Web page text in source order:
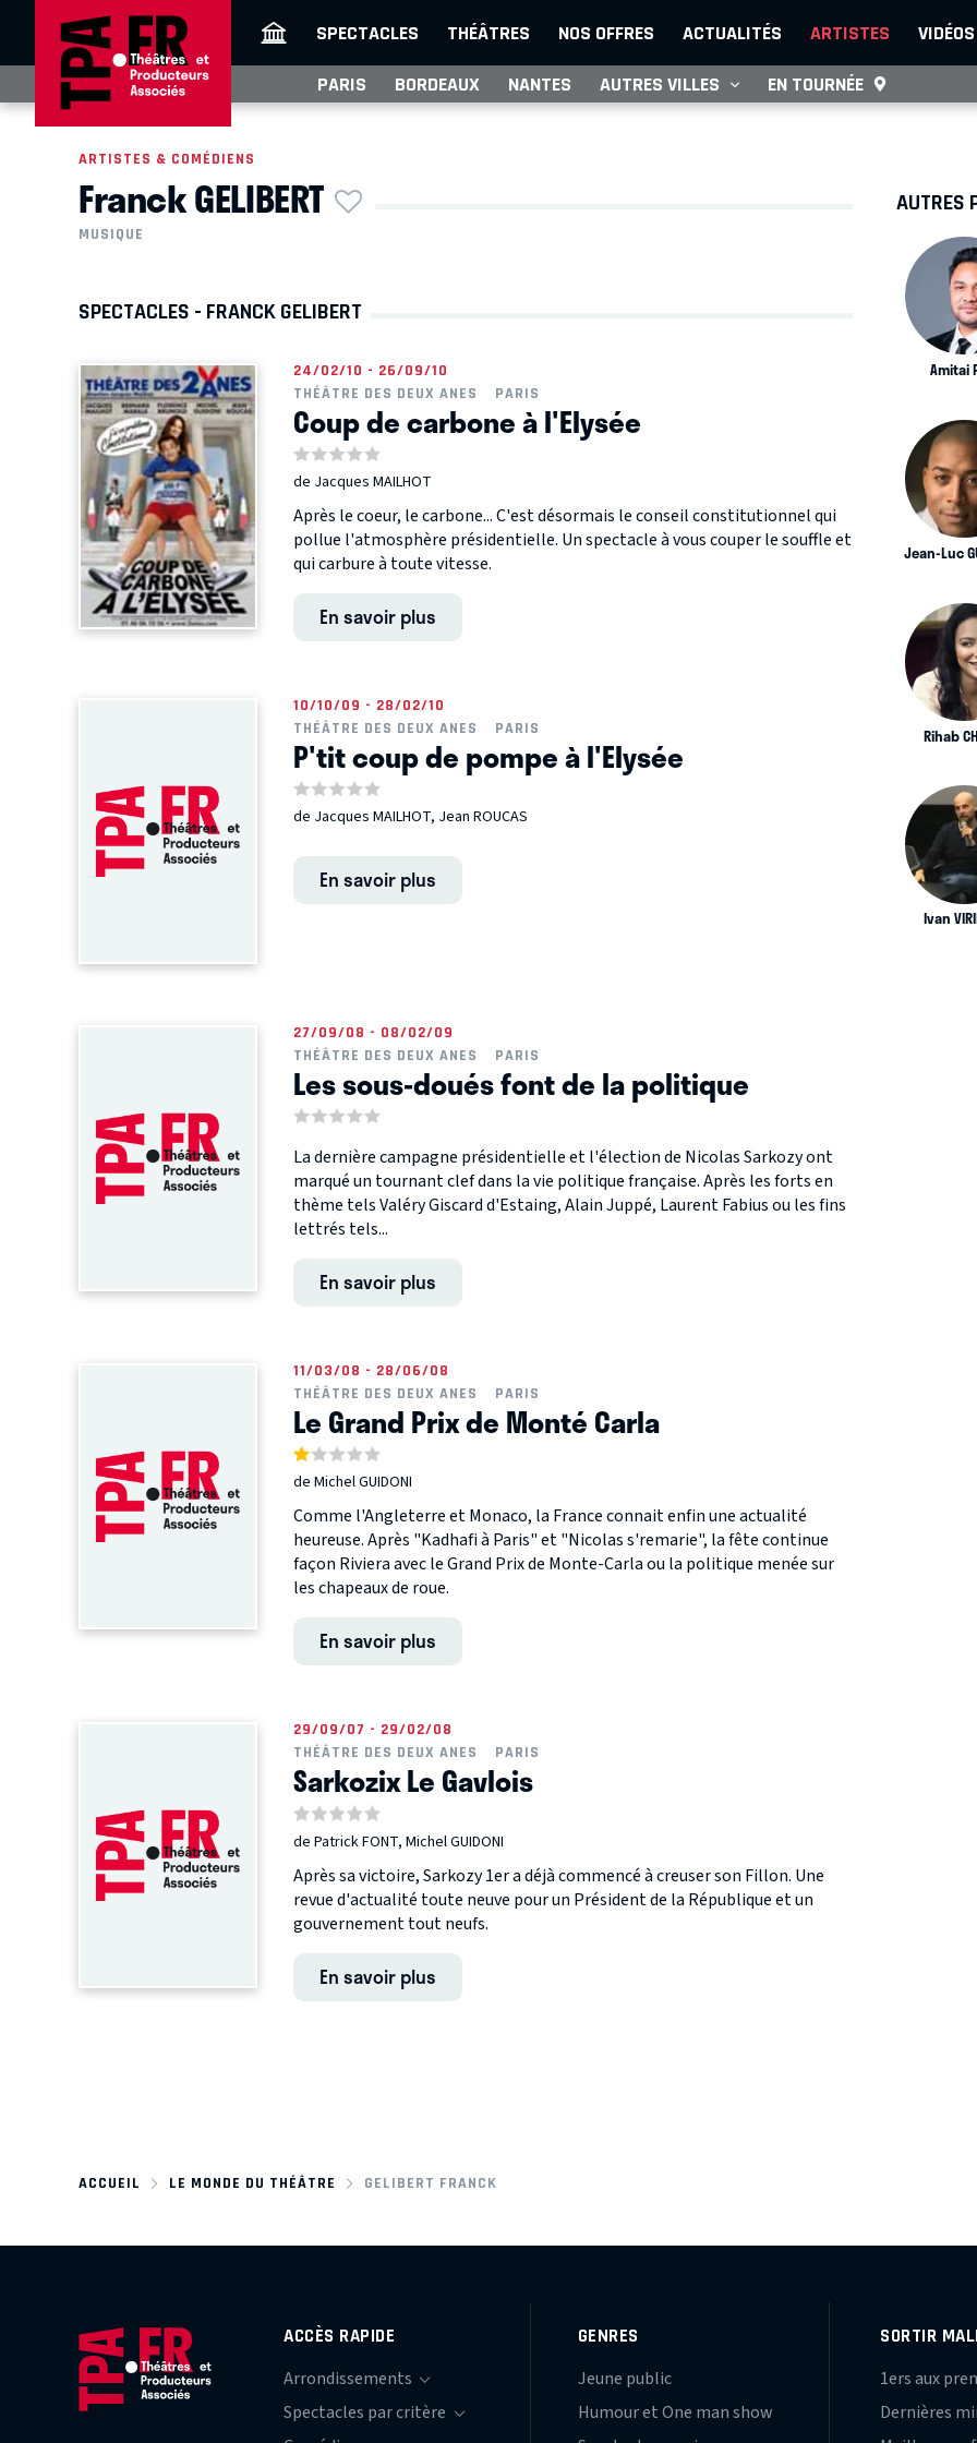
SPECTACLES THÉÂTRES NOS OFFRES ACTUALITÉS ARTISTES VIDÉOS
PARIS BORDEAUX NANTES AUTRES VILLES EN TOURNÉE
ARTISTES & COMÉDIENS
Franck GELIBERT
MUSIQUE
SPECTACLES - FRANCK GELIBERT
24/02/10 - 26/09/10
THÉÂTRE DES DEUX ANES
PARIS
Coup de carbone à l'Elysée
de Jacques MAILHOT
Après le coeur, le carbone... C'est désormais le conseil constitutionnel qui
pollue l'atmosphère présidentielle. Un spectacle à vous couper le souffle et
qui carbure à toute vitesse.
En savoir plus
10/10/09 - 28/02/10
THÉÂTRE DES DEUX ANES
PARIS
P'tit coup de pompe à l'Elysée
de Jacques MAILHOT, Jean ROUCAS
En savoir plus
27/09/08 - 08/02/09
THÉÂTRE DES DEUX ANES
PARIS
Les sous-doués font de la politique
La dernière campagne présidentielle et l'élection de Nicolas Sarkozy ont
marqué un tournant clef dans la vie politique française. Après les forts en
thème tels Valéry Giscard d'Estaing, Alain Juppé, Laurent Fabius ou les fins
lettrés tels...
En savoir plus
11/03/08 - 28/06/08
THÉÂTRE DES DEUX ANES
PARIS
Le Grand Prix de Monté Carla
de Michel GUIDONI
Comme l'Angleterre et Monaco, la France connait enfin une actualité
heureuse. Après "Kadhafi à Paris" et "Nicolas s'remarie", la fête continue
façon Riviera avec le Grand Prix de Monte-Carla ou la politique menée sur
les chapeaux de roue.
En savoir plus
29/09/07 - 29/02/08
THÉÂTRE DES DEUX ANES
PARIS
Sarkozix Le Gavlois
de Patrick FONT, Michel GUIDONI
Après sa victoire, Sarkozy 1er a déjà commencé à creuser son Fillon. Une
revue d'actualité toute neuve pour un Président de la République et un
gouvernement tout neufs.
En savoir plus
AUTRES
Amitai
Jean-Luc
Rihab
Ivan
ACCUEIL LE MONDE DU THÉÂTRE GELIBERT FRANCK
ACCÈS RAPIDE GENRES
Jeune public
Humour et One man show
SORTIR
1ers aux
Dernières